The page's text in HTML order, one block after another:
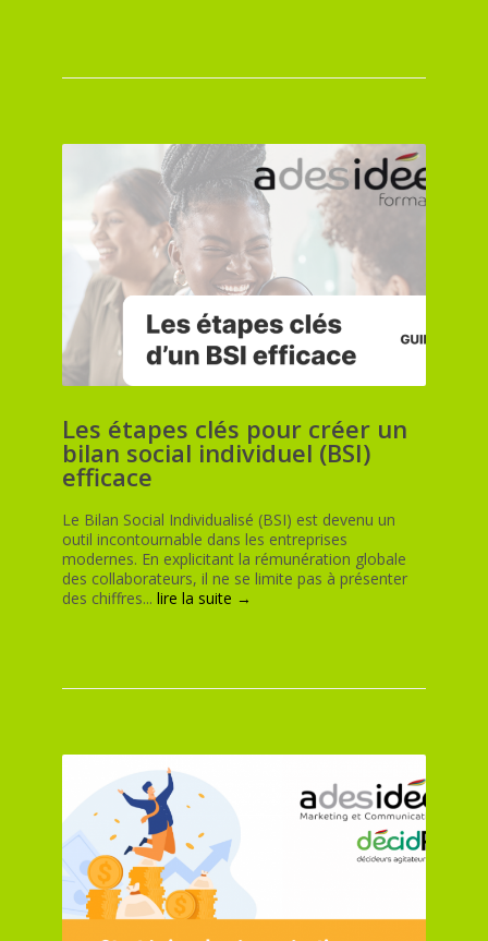
Les étapes clés pour créer un
bilan social individuel (BSI)
efficace
Le Bilan Social Individualisé (BSI) est devenu un
outil incontournable dans les entreprises
modernes. En explicitant la rémunération globale
des collaborateurs, il ne se limite pas à présenter
des chiffres...lire la suite →